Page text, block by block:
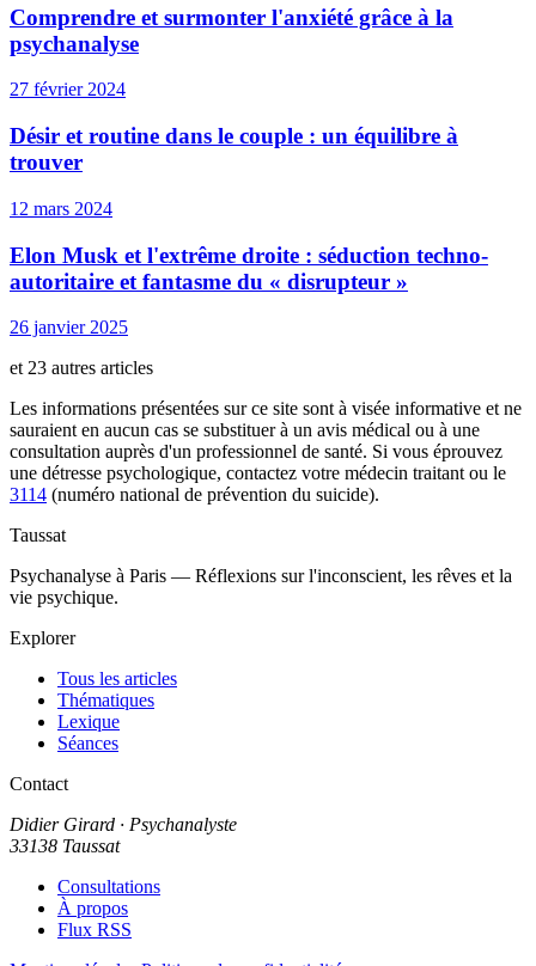
Comprendre et surmonter l'anxiété grâce à la
psychanalyse
27 février 2024
Désir et routine dans le couple : un équilibre à
trouver
12 mars 2024
Elon Musk et l'extrême droite : séduction techno-
autoritaire et fantasme du « disrupteur »
26 janvier 2025
et 23 autres articles
Les informations présentées sur ce site sont à visée informative et ne
sauraient en aucun cas se substituer à un avis médical ou à une
consultation auprès d'un professionnel de santé. Si vous éprouvez
une détresse psychologique, contactez votre médecin traitant ou le
3114 (numéro national de prévention du suicide).
Taussat
Psychanalyse à Paris — Réflexions sur l'inconscient, les rêves et la
vie psychique.
Explorer
Tous les articles
Thématiques
Lexique
Séances
Contact
Didier Girard · Psychanalyste
33138 Taussat
Consultations
À propos
Flux RSS